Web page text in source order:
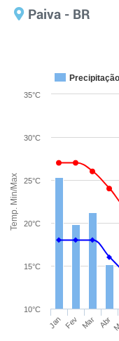
Paiva - BR
Temp. Min/Max
Precipitação
Jan Fev Mar Abr
10°C
15°C
20°C
25°C
30°C
35°C